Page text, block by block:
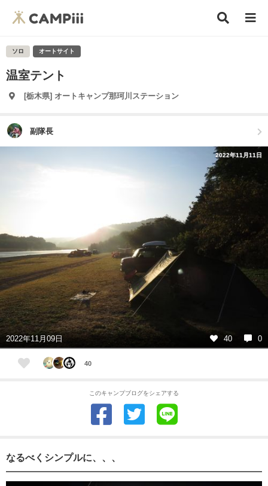
ソロ オートサイト
温室テント
[栃木県] オートキャンプ那珂川ステーション
副隊長
2022年11月11日
2022年11月09日 40 0
40
このキャンプブログをシェアする
なるべくシンプルに、、、